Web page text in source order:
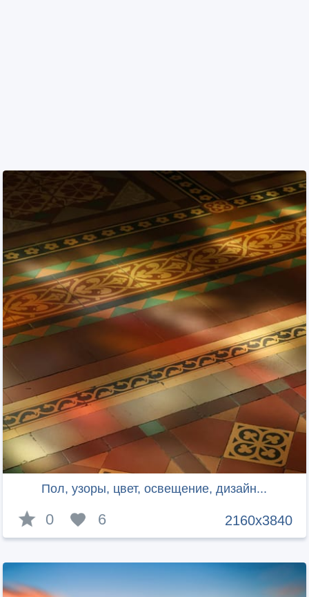
Пол, узоры, цвет, освещение, дизайн...
2160x3840
0 6